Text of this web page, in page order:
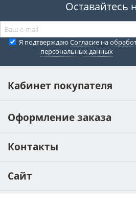
Оставайтесь
Я подтверждаю Согласие на
персональных данных
Кабинет покупателя
Оформление заказа
Контакты
Сайт